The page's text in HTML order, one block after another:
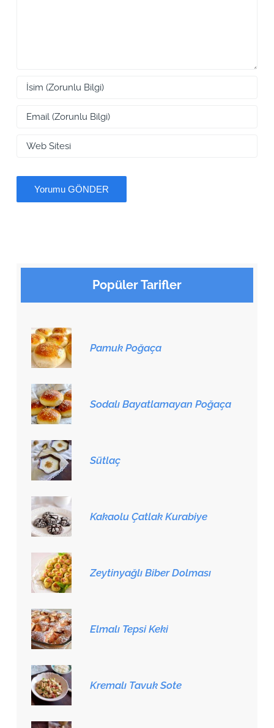
Popüler Tarifler
Pamuk Poğaça
Sodalı Bayatlamayan Poğaça
Sütlaç
Kakaolu Çatlak Kurabiye
Zeytinyağlı Biber Dolması
Elmalı Tepsi Keki
Kremalı Tavuk Sote